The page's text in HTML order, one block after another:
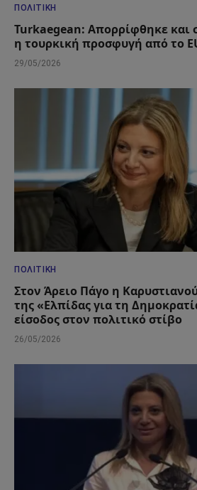
ΠΟΛΙΤΙΚΉ
Turkaegean: Απορρίφθηκε και
η τουρκική προσφυγή από το
29/05/2026
ΠΟΛΙΤΙΚΉ
Στον Άρειο Πάγο η
της «Ελπίδας για τη
είσοδος στον πολιτικό στίβο
26/05/2026